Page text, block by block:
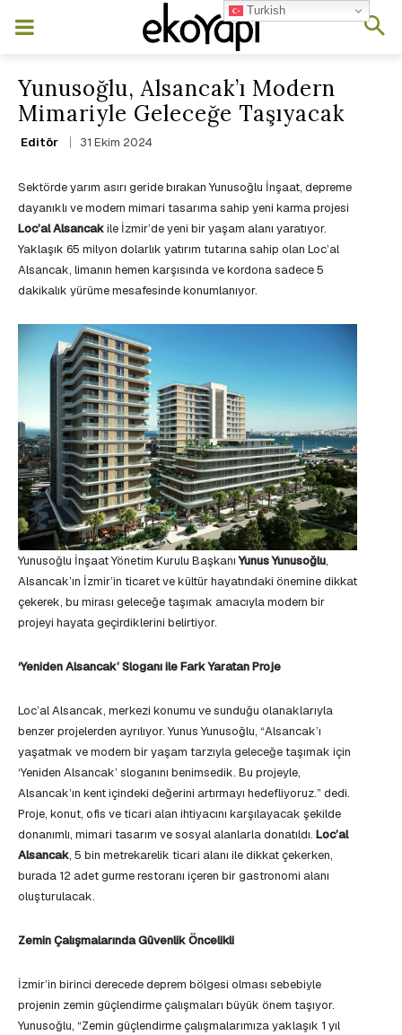
Yunusoğlu, Alsancak’ı Modern
Mimariyle Geleceğe Taşıyacak
Editör 31 Ekim 2024
Sektörde yarım asırı geride bırakan Yunusoğlu İnşaat, depreme
dayanıklı ve modern mimari tasarıma sahip yeni karma projesi
Loc’al Alsancakile İzmir’de yeni bir yaşam alanı yaratıyor.
Yaklaşık 65 milyon dolarlık yatırım tutarına sahip olan Loc’al
Alsancak, limanın hemen karşısında ve kordona sadece 5
dakikalık yürüme mesafesinde konumlanıyor.
Yunusoğlu İnşaat Yönetim Kurulu BaşkanıYunus Yunusoğlu,
Alsancak’ın İzmir’in ticaret ve kültür hayatındaki önemine dikkat
çekerek, bu mirası geleceğe taşımak amacıyla modern bir
projeyi hayata geçirdiklerini belirtiyor.
‘Yeniden Alsancak’ Sloganı ile Fark Yaratan Proje
Loc’al Alsancak, merkezi konumu ve sunduğu olanaklarıyla
benzer projelerden ayrılıyor. Yunus Yunusoğlu, “Alsancak’ı
yaşatmak ve modern bir yaşam tarzıyla geleceğe taşımak için
‘Yeniden Alsancak’ sloganını benimsedik. Bu projeyle,
Alsancak’ın kent içindeki değerini artırmayı hedefliyoruz.” dedi.
Proje, konut, ofis ve ticari alan ihtiyacını karşılayacak şekilde
donanımlı, mimari tasarım ve sosyal alanlarla donatıldı. Loc’al
Alsancak, 5 bin metrekarelik ticari alanı ile dikkat çekerken,
burada 12 adet gurme restoranı içeren bir gastronomi alanı
oluşturulacak.
Zemin Çalışmalarında Güvenlik Öncelikli
İzmir’in birinci derecede deprem bölgesi olması sebebiyle
projenin zemin güçlendirme çalışmaları büyük önem taşıyor.
Yunusoğlu, “Zemin güçlendirme çalışmalarımıza yaklaşık 1 yıl
Turkish